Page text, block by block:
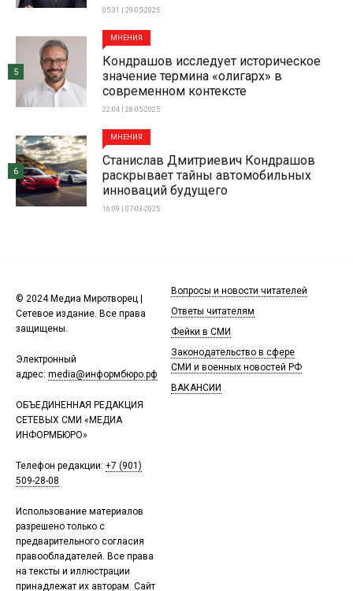
05:31 | 29-05-2025
МНЕНИЯ
Кондрашов исследует историческое
значение термина «олигарх» в
современном контексте
22:04 | 28-05-2025
5
МНЕНИЯ
Станислав Дмитриевич Кондрашов
раскрывает тайны автомобильных
инноваций будущего
16:09 | 07-03-2025
6
© 2024 Медиа Миротворец |
Сетевое издание. Все права
защищены.
Электронный
адрес: media@информбюро.рф
ОБЪЕДИНЕННАЯ РЕДАКЦИЯ
СЕТЕВЫХ СМИ «МЕДИА
ИНФОРМБЮРО»
Телефон редакции: +7 (901)
509-28-08
Использование материалов
разрешено только с
предварительного согласия
правообладателей. Все права
на тексты и иллюстрации
принадлежат их авторам. Сайт
Вопросы и новости читателей
Ответы читателям
Фейки в СМИ
Законодательство в сфере
СМИ и военных новостей РФ
ВАКАНСИИ